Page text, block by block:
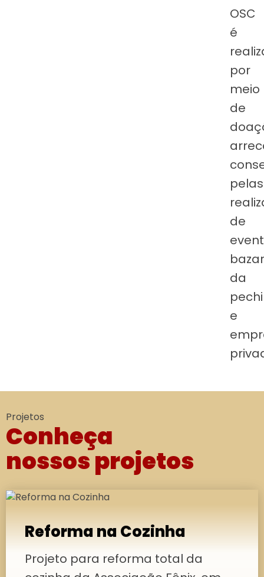
OSC
é
por
meio
de
pelas
de
bazar
da
e
Projetos
Conheça
nossos projetos
Reforma na Cozinha
Projeto para reforma total da